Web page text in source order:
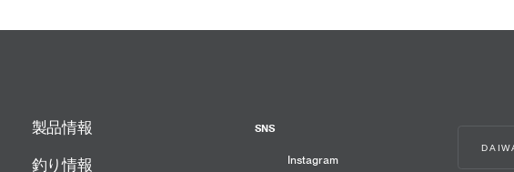
製品情報
釣り情報
SNS
Instagram